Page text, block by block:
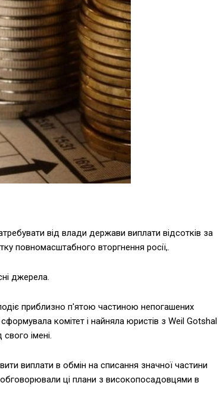
від влади держави виплати відсотків за
повномасштабного вторгнення росії,.
джерела.
приблизно п'ятою частиною непогашених
комітет і найняла юристів з Weil Gotshal
імені.
виплати в обмін на списання значної частини
обговорювали ці плани з високопосадовцями в